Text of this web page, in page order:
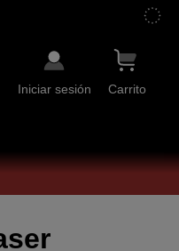
Iniciar sesión Carrito